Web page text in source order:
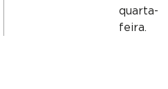
quarta-
feira.